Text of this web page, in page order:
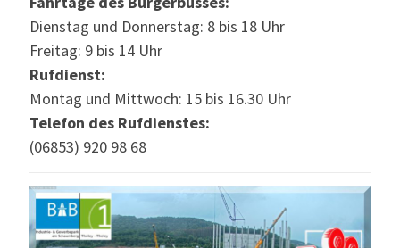
Dienstag und Donnerstag: 8 bis 18 Uhr
Freitag: 9 bis 14 Uhr
Rufdienst:
Montag und Mittwoch: 15 bis 16.30 Uhr
Telefon des Rufdienstes:
(06853) 920 98 68